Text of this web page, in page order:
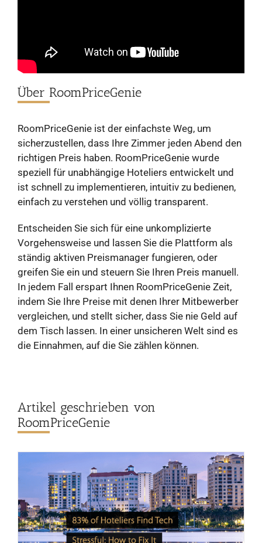
Über RoomPriceGenie
RoomPriceGenie ist der einfachste Weg, um
sicherzustellen, dass Ihre Zimmer jeden Abend den
richtigen Preis haben. RoomPriceGenie wurde
speziell für unabhängige Hoteliers entwickelt und
ist schnell zu implementieren, intuitiv zu bedienen,
einfach zu verstehen und völlig transparent.
Entscheiden Sie sich für eine unkomplizierte
Vorgehensweise und lassen Sie die Plattform als
ständig aktiven Preismanager fungieren, oder
greifen Sie ein und steuern Sie Ihren Preis manuell.
In jedem Fall erspart Ihnen RoomPriceGenie Zeit,
indem Sie Ihre Preise mit denen Ihrer Mitbewerber
vergleichen, und stellt sicher, dass Sie nie Geld auf
dem Tisch lassen. In einer unsicheren Welt sind es
die Einnahmen, auf die Sie zählen können.
Artikel geschrieben von
RoomPriceGenie